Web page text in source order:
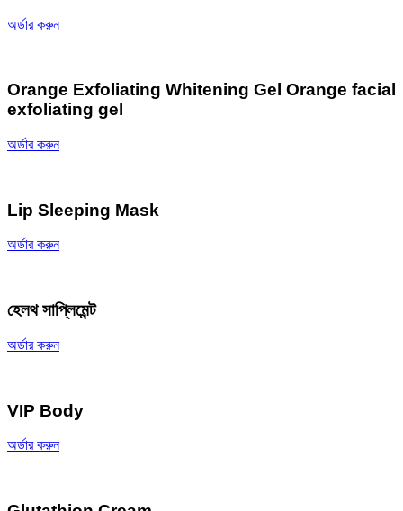
অর্ডার করুন
Orange Exfoliating Whitening Gel Orange facial
exfoliating gel
অর্ডার করুন
Lip Sleeping Mask
অর্ডার করুন
হেলথ সাপ্লিমেন্ট
অর্ডার করুন
VIP Body
অর্ডার করুন